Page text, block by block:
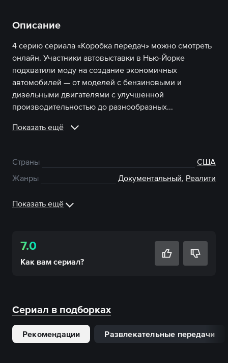
Описание
4 серию сериала «Коробка передач» можно смотреть
онлайн. Участники автовыставки в Нью-Йорке
подхватили моду на создание экономичных
автомобилей — от моделей с бензиновыми и
дизельными двигателями с улучшенной
производительностью до разнообразных...
Показать ещё
Страны
США
Жанры
Документальный, Реалити
Показать ещё
7.0
Как вам сериал?
Сериал в подборках
Рекомендации Развлекательные передачи